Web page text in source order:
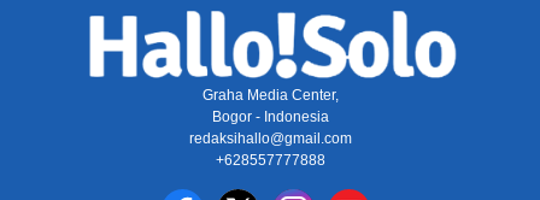
Graha Media Center,
Bogor - Indonesia
redaksihallo@gmail.com
+628557777888